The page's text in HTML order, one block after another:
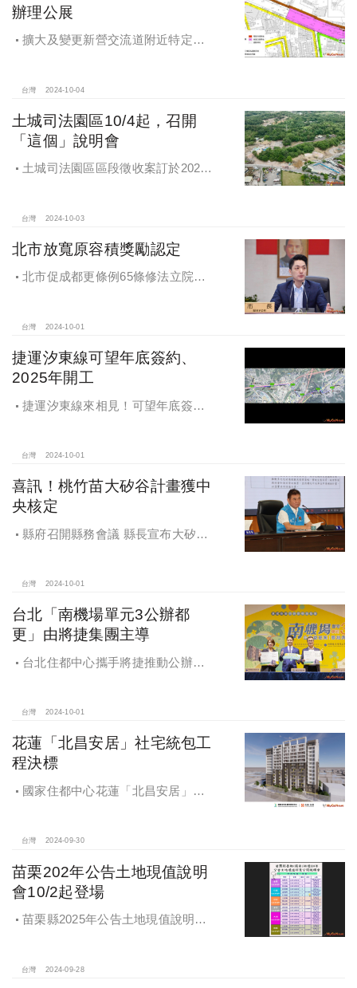
辦理公展
擴大及變更新營交流道附近特定區
台灣 2024-10-04
土城司法園區10/4起，召開
「這個」說明會
土城司法園區區段徵收案訂於2024
台灣 2024-10-03
北市放寬原容積獎勵認定
北市促成都更條例65條修法立院初
台灣 2024-10-01
捷運汐東線可望年底簽約、
2025年開工
捷運汐東線來相見！可望年底簽約
台灣 2024-10-01
喜訊！桃竹苗大矽谷計畫獲中
央核定
縣府召開縣務會議 縣長宣布大矽谷
台灣 2024-10-01
台北「南機場單元3公辦都
更」由將捷集團主導
台北住都中心攜手將捷推動公辦都
台灣 2024-10-01
花蓮「北昌安居」社宅統包工
程決標
國家住都中心花蓮「北昌安居」社
台灣 2024-09-30
苗栗202年公告土地現值說明
會10/2起登場
苗栗縣2025年公告土地現值說明會
台灣 2024-09-28